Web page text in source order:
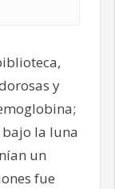
y
la luna
un
fue